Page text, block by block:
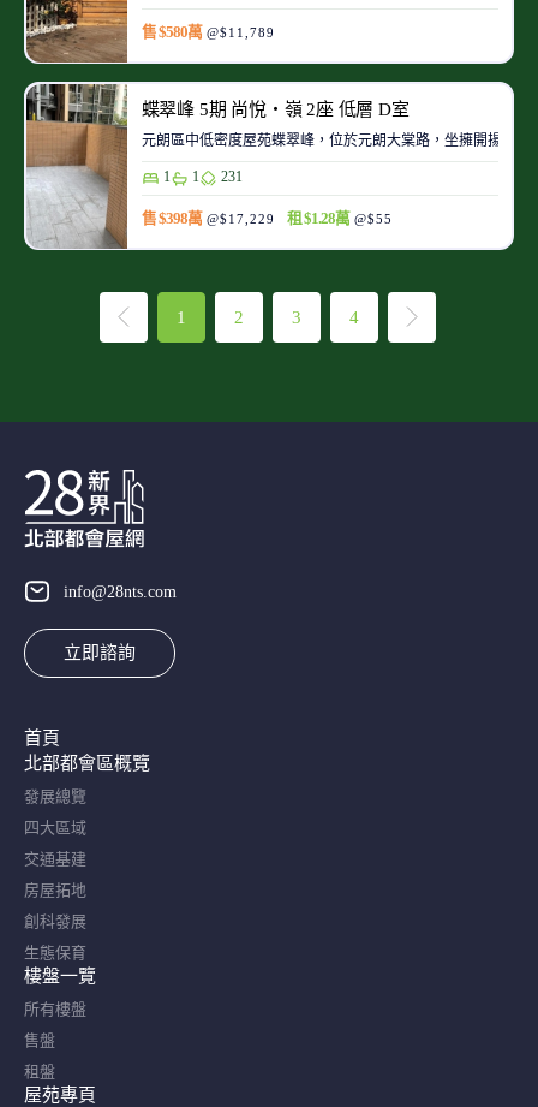
售 $580萬 @$11,789
蝶翠峰 5期 尚悅‧嶺 2座 低層 D室
元朗區中低密度屋苑蝶翠峰，位於元朗大棠路，坐擁開揚翠
1 1 231
售 $398萬 @$17,229 租 $1.28萬 @$55
1 2 3 4
info@28nts.com
立即諮詢
首頁
北部都會區概覽​
發展總覽
四大區域
交通基建
房屋拓地
創科發展
生態保育
樓盤一覽
所有樓盤
售盤
租盤
屋苑專頁